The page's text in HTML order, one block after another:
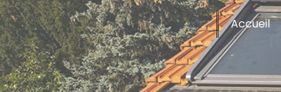
Accueil
Panneau de gestion des cookies